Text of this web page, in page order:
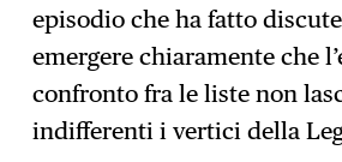
episodio che ha fatto
emergere chiaramente che
confronto fra le liste non
indifferenti i vertici della